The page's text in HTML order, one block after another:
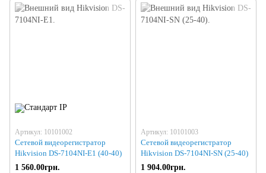
Артикул: 10101002
Сетевой видеорегистратор
Hikvision DS-7104NI-E1 (40-40)
1 560.00грн.
Артикул: 10101003
Сетевой видеорегистратор
Hikvision DS-7104NI-SN (25-40)
1 904.00грн.